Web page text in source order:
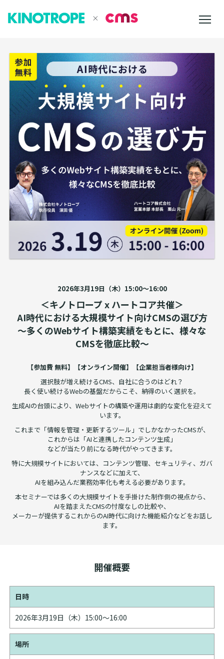
2026年3月19日（木）15:00～16:00
＜キノトロープ x ハートコア共催＞
AI時代における大規模サイト向けCMSの選び方
〜多くのWebサイト構築実績をもとに、様々な
CMSを徹底比較〜
【参加費 無料】【オンライン開催】【企業担当者様向け】
選択肢が増え続けるCMS、自社に合うのはどれ？
長く使い続けるWebの基盤だからこそ、納得のいく選択を。
生成AIの台頭により、Webサイトの構築や運用は劇的な変化を迎えて
います。
これまで「情報を管理・更新するツール」でしかなかったCMSが、
これからは「AIと連携したコンテンツ生成」
などが当たり前になる時代がやってきます。
特に大規模サイトにおいては、コンテンツ管理、セキュリティ、ガバ
ナンスなどに加えて、
AIを組み込んだ業務効率化も考える必要があります。
本セミナーでは多くの大規模サイトを手掛けた制作側の視点から、
AIを踏まえたCMSの忖度なしの比較や、
メーカーが提供するこれからのAI時代に向けた機能紹介などをお話し
ます。
開催概要
日時
2026年3月19日（木）15:00～16:00
場所